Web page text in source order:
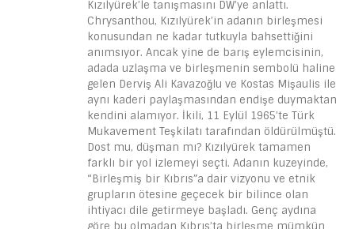
Kızılyürek’le tanışmasını DW’ye anlattı.
Chrysanthou, Kızılyürek’in adanın birleşmesi
konusundan ne kadar tutkuyla bahsettiğini
anımsıyor. Ancak yine de barış eylemcisinin,
adada uzlaşma ve birleşmenin sembolü haline
gelen Derviş Ali Kavazoğlu ve Kostas Mişaulis ile
aynı kaderi paylaşmasından endişe duymaktan
kendini alamıyor. İkili, 11 Eylül 1965’te Türk
Mukavement Teşkilatı tarafından öldürülmüştü.
Dost mu, düşman mı? Kızılyürek tamamen
farklı bir yol izlemeyi seçti. Adanın kuzeyinde,
“Birleşmiş bir Kıbrıs”a dair vizyonu ve etnik
grupların ötesine geçecek bir bilince olan
ihtiyacı dile getirmeye başladı. Genç aydına
göre bu olmadan Kıbrıs’ta birleşme mümkün